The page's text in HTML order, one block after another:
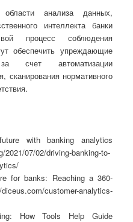
анализа данных,
интеллекта банки
процесс соблюдения
обеспечить упреждающие
счет автоматизации
сканирования нормативного
with banking analytics
07/02/driving-banking-to-
for banks: Reaching a 360-
customer-analytics-
How Tools Help Guide